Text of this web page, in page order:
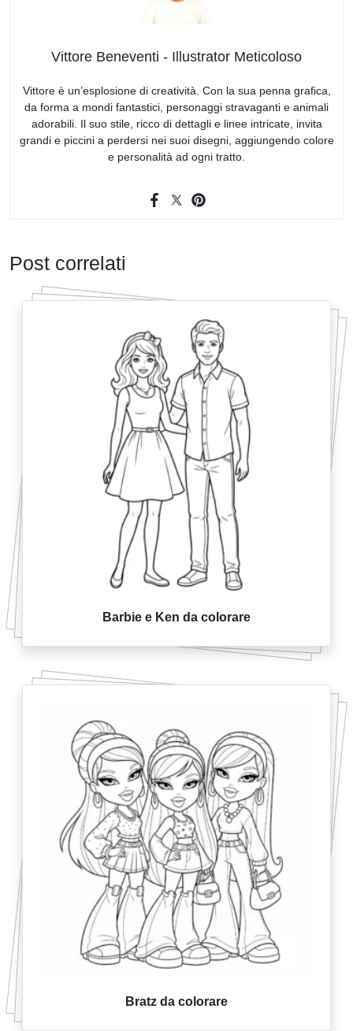
Vittore Beneventi - Illustrator Meticoloso
Vittore è un’esplosione di creatività. Con la sua penna grafica,
da forma a mondi fantastici, personaggi stravaganti e animali
adorabili. Il suo stile, ricco di dettagli e linee intricate, invita
grandi e piccini a perdersi nei suoi disegni, aggiungendo colore
e personalità ad ogni tratto.
Post correlati
Barbie e Ken da colorare
Bratz da colorare